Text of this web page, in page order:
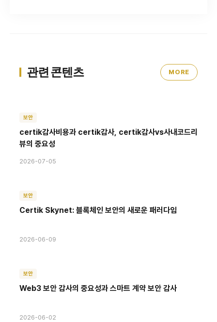
관련 콘텐츠 MORE
보안
certik감사비용과 certik감사, certik감사vs사내코드리
뷰의 중요성
2026-07-05
보안
Certik Skynet: 블록체인 보안의 새로운 패러다임
2026-06-09
보안
Web3 보안 감사의 중요성과 스마트 계약 보안 감사
2026-06-02